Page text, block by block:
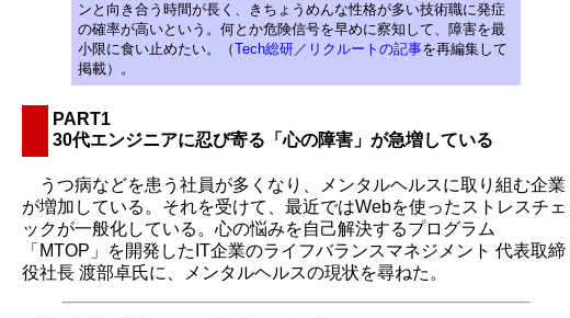
ンと向き合う時間が長く、きちょうめんな性格が多い技術職に発症
の確率が高いという。何とか危険信号を早めに察知して、障害を最
小限に食い止めたい。（Tech総研／リクルートの記事を再編集して
掲載）。
PART1
30代エンジニアに忍び寄る「心の障害」が急増している
うつ病などを患う社員が多くなり、メンタルヘルスに取り組む企業
が増加している。それを受けて、最近ではWebを使ったストレスチェ
ックが一般化している。心の悩みを自己解決するプログラム
「MTOP」を開発したIT企業のライフバランスマネジメント 代表取締
役社長 渡部卓氏に、メンタルヘルスの現状を尋ねた。